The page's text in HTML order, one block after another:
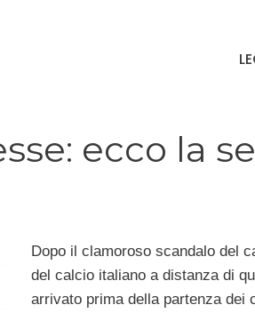
ecco la
Dopo il clamoroso scandalo del
del calcio italiano a distanza di
arrivato prima della partenza dei